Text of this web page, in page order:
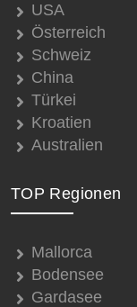
USA
Österreich
Schweiz
China
Türkei
Kroatien
Australien
TOP Regionen
Mallorca
Bodensee
Gardasee